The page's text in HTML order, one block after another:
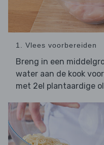
1. Vlees voorbereiden
Breng in een
water aan de kook
met 2el plantaardige